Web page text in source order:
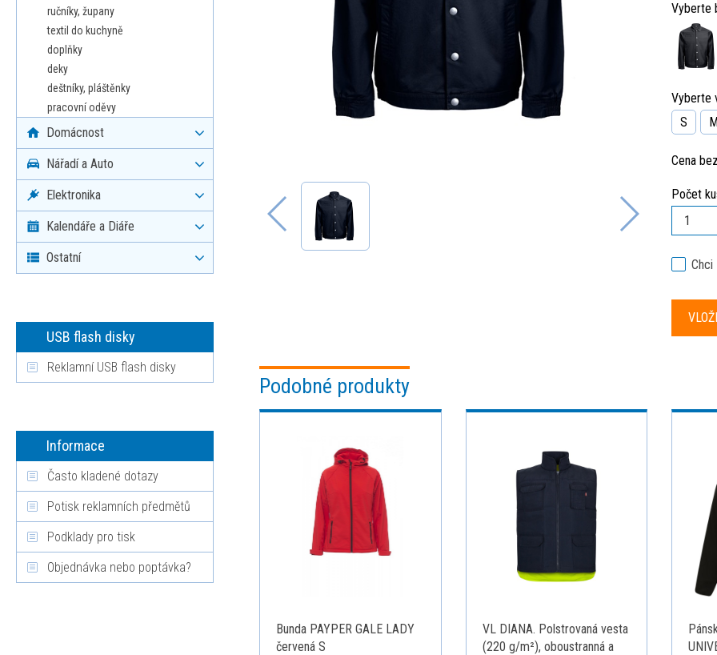
ručníky, župany
textil do kuchyně
doplňky
deky
deštníky, pláštěnky
pracovní oděvy
Domácnost
Nářadí a Auto
Elektronika
Kalendáře a Diáře
Ostatní
USB flash disky
Reklamní USB flash disky
Informace
Často kladené dotazy
Potisk reklamních předmětů
Podklady pro tisk
Objednávka nebo poptávka?
Vyberte
Vyberte
S
Cena
Počet
Podobné produkty
Bunda PAYPER GALE LADY
červená S
VL DIANA. Polstrovaná vesta
(220 g/m²), oboustranná a